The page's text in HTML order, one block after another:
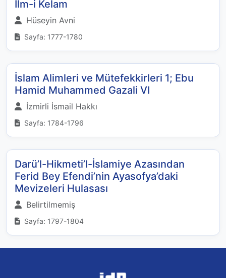
İlm-i Kelam
Hüseyin Avni
Sayfa: 1777-1780
İslam Alimleri ve Mütefekkirleri 1; Ebu
Hamid Muhammed Gazali VI
İzmirli İsmail Hakkı
Sayfa: 1784-1796
Darü’l-Hikmeti’l-İslamiye Azasından
Ferid Bey Efendi’nin Ayasofya’daki
Mevizeleri Hulasası
Belirtilmemiş
Sayfa: 1797-1804